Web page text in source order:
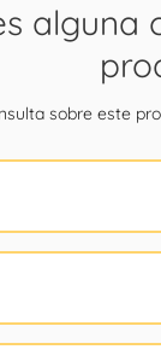
alguna
sobre este